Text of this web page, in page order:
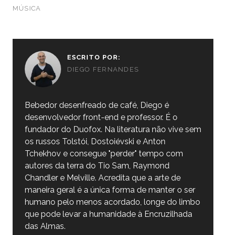
MÚSICA
ESCRITO POR:
DIEGO FERNANDES
Bebedor desenfreado de café, Diego é
desenvolvedor front-end e professor. É o
fundador do Duofox. Na literatura não vive sem
os russos Tolstói, Dostoiévski e Anton
Tchekhov e consegue "perder" tempo com
autores da terra do Tio Sam, Raymond
Chandler e Melville. Acredita que a arte de
maneira geral é a única forma de manter o ser
humano pelo menos acordado, longe do limbo
que pode levar a humanidade à Encruzilhada
das Almas.